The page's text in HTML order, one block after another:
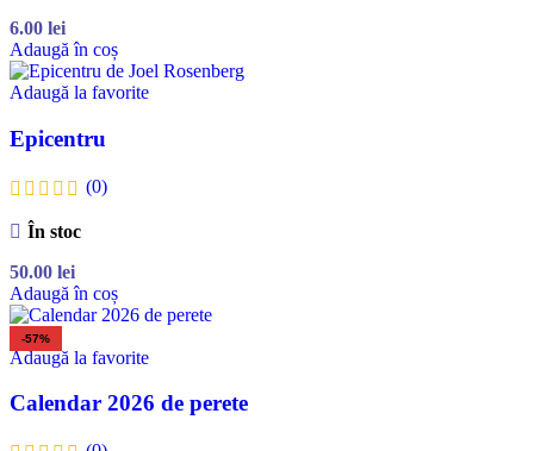
6.00 lei
Adaugă în coș
Adaugă la favorite
Epicentru
(0)
În stoc
50.00 lei
Adaugă în coș
-57%
Adaugă la favorite
Calendar 2026 de perete